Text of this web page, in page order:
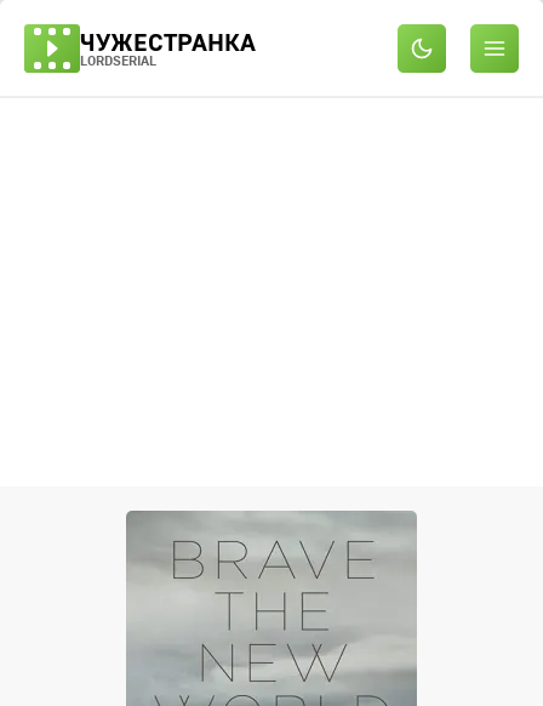
ЧУЖЕСТРАНКА
LORDSERIAL